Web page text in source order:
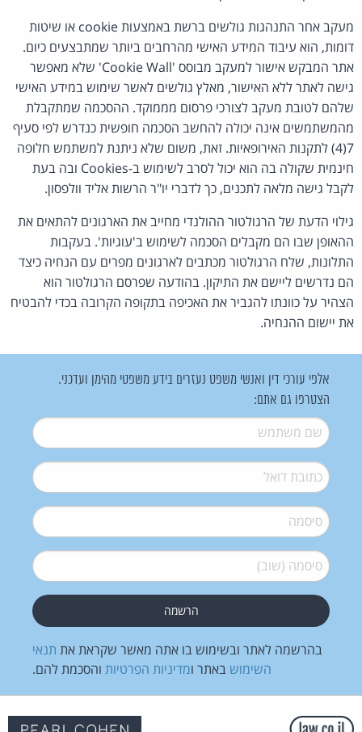
מעקב אחר התנהגות גולשים ברשת באמצעות cookie או שיטות
דומות, הוא עיבוד המידע האישי מהרחבים ביותר שמתבצעים כיום.
אתר המבקש אישור למעקב מבוסס 'Cookie Wall' שלא מאפשר
גישה לאתר ללא האישור, מאלץ גולשים לאשר שימוש במידע האישי
שלהם לטובת מעקב לצורכי פרסום מממוקד. ההסכמה שמתקבלת
מהמשתמשים אינה יכולה להחשב הסכמה חופשית כנדרש לפי סעיף
7(4) לתקנות האירופאיות. זאת, משום שלא ניתנת למשתמש חלופה
חינמית שקולה בה הוא יכול לסרב לשימוש ב-Cookies ובה בעת
לקבל גישה מלאה לתכנים, כך לדברי יו"ר הרשות אליד וולפסון.
גילוי הדעת של הרגולטור ההולנדי מחייב את הארגונים להתאים את
ההאופן שבו הם מקבלים הסכמה לשימוש ב'עוגיות'. בעקבות
התלונות, שלח הרגולטור מכתבים לארגונים מפרים עם הנחיה כיצד
הם נדרשים ליישם את התיקון. בהודעה שפרסם הרגולטור הוא
הצהיר על כוונתו להגביר את האכיפה בתקופה הקרובה בכדי להבטיח
את יישום ההנחיה.
אלפי עורכי דין ואנשי משפט נעזרים בידע משפטי מהימן ועדכני.
הצטרפו גם אתם:
שם משתמש*
דואל*
סיסמה*
סיסמה (שוב)*
בהרשמה לאתר ובשימוש בו אתה מאשר שקראת את תנאי
השימוש באתר ומדיניות הפרטיות והסכמת להם.